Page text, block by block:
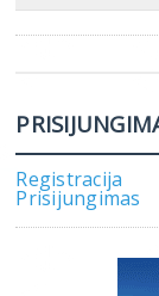
Registracija
Prisijungimas